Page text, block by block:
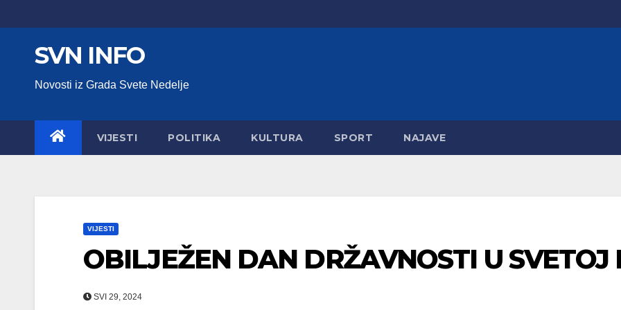
to
SVN INFO
Novosti iz Grada Svete Nedelje
VIJESTI POLITIKA KULTURA SPORT NAJAVE
VIJESTI
OBILJEŽEN DAN DRŽAVNOSTI U SVETOJ
SVI 29, 2024